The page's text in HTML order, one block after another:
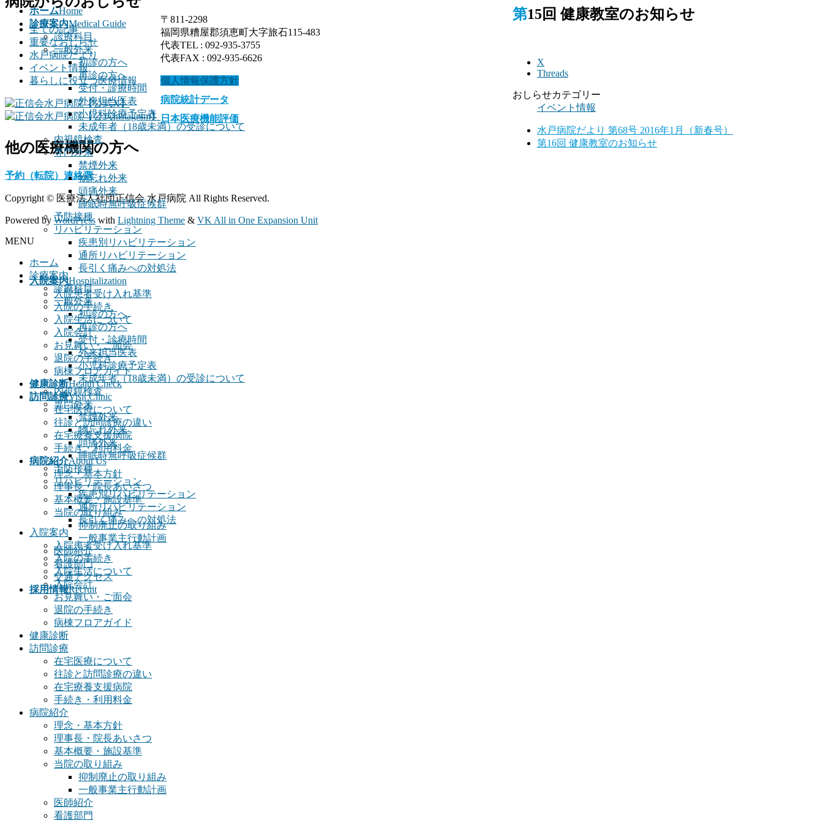
ッ
移
ホームHome
診療案内Medical Guide
診療科目
一般外来
初診の方へ
再診の方へ
受付・診療時間
外来担当医表
小児科診療予定表
未成年者（18歳未満）の受診について
内視鏡検査
専門外来
禁煙外来
物忘れ外来
頭痛外来
睡眠時無呼吸症候群
予防接種
リハビリテーション
疾患別リハビリテーション
通所リハビリテーション
長引く痛みへの対処法
入院案内Hospitalization
入院患者受け入れ基準
入院の手続き
入院生活について
入院会計
お見舞い・ご面会
退院の手続き
病棟フロアガイド
健康診断Health Check
訪問診療Visit Clinic
在宅医療について
往診と訪問診療の違い
在宅療養支援病院
手続き・利用料金
病院紹介About Us
理念・基本方針
理事長・院長あいさつ
基本概要・施設基準
当院の取り組み
抑制廃止の取り組み
一般事業主行動計画
医師紹介
看護部門
交通アクセス
採用情報Recruit
第15回 健康教室のお知らせ
X
Threads
おしらせカテゴリー
イベント情報
水戸病院だより 第68号 2016年1月（新春号）
第16回 健康教室のお知らせ
全ての記事
重要なおしらせ
水戸病院だより
イベント情報
暮らしに役立つ医療情報
〒811-2298
福岡県糟屋郡須恵町大字旅石115-483
代表TEL : 092-935-3755
代表FAX : 092-935-6626
個人情報保護方針
病院統計データ
日本医療機能評価
他の医療機関の方へ
予約（転院）連絡票
Copyright © 医療法人社団正信会 水戸病院 All Rights Reserved.
Powered by WordPress with Lightning Theme & VK All in One Expansion Unit
MENU
ホーム
診療案内
診療科目
一般外来
初診の方へ
再診の方へ
受付・診療時間
外来担当医表
小児科診療予定表
未成年者（18歳未満）の受診について
内視鏡検査
専門外来
禁煙外来
物忘れ外来
頭痛外来
睡眠時無呼吸症候群
予防接種
リハビリテーション
疾患別リハビリテーション
通所リハビリテーション
長引く痛みへの対処法
入院案内
入院患者受け入れ基準
入院の手続き
入院生活について
入院会計
お見舞い・ご面会
退院の手続き
病棟フロアガイド
健康診断
訪問診療
在宅医療について
往診と訪問診療の違い
在宅療養支援病院
手続き・利用料金
病院紹介
理念・基本方針
理事長・院長あいさつ
基本概要・施設基準
当院の取り組み
抑制廃止の取り組み
一般事業主行動計画
医師紹介
看護部門